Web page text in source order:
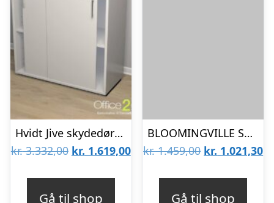
Hvidt Jive skydedørsskab – 4 rum – 78 cm bred TILBUD
kr.3.332,00 Den
kr. 1.619,00Den
Gå til shop
BLOOMINGVILLE Salento skab, m. 2 skydelåger – natur MDF
kr.1.459,00 Den
kr. 1.021,30
Gå til shop